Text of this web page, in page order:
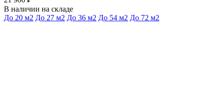
В наличии на складе
До 20 м2 До 27 м2 До 36 м2 До 54 м2 До 72 м2